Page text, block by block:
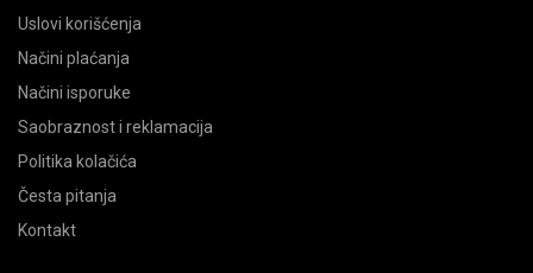
Uslovi korišćenja
Načini plaćanja
Načini isporuke
Saobraznost i reklamacija
Politika kolačića
Česta pitanja
Kontakt